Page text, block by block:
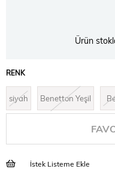
Ürün
RENK
siyah Benetton Yeşil
İstek Listeme Ekle